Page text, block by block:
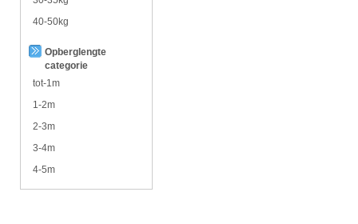
40-50kg
Opberglengte
categorie
tot-1m
1-2m
2-3m
3-4m
4-5m